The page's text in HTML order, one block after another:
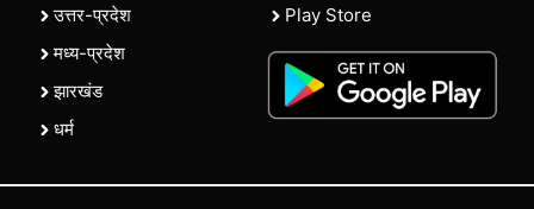
उत्तर-प्रदेश
मध्य-प्रदेश
झारखंड
धर्म
Play Store